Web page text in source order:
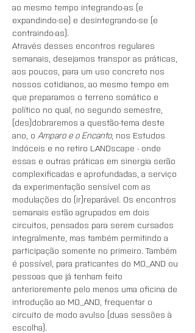
ao mesmo tempo integrando-as (e
expandindo-se) e desintegrando-se (e
contraindo-as).
Através desses encontros regulares
semanais, desejamos transpor as práticas,
aos poucos, para um uso concreto nos
nossos cotidianos, ao mesmo tempo em
que preparamos o terreno somático e
político no qual, no segundo semestre,
(des)dobraremos a questão-tema deste
ano, o Amparo e o Encanto, nos Estudos
Indóceis e no retiro LANDscape - onde
essas e outras práticas em sinergia serão
complexificadas e aprofundadas, a serviço
da experimentação sensível com as
modulações do (ir)reparável. Os encontros
semanais estão agrupados em dois
circuitos, pensados para serem cursados
integralmente, mas também permitindo a
participação somente no primeiro. Também
é possível, para praticantes do MO_AND ou
pessoas que já tenham feito
anterioremente pelo menos uma oficina de
introdução ao MO_AND, frequentar o
circuito de modo avulso (duas sessões à
escolha).